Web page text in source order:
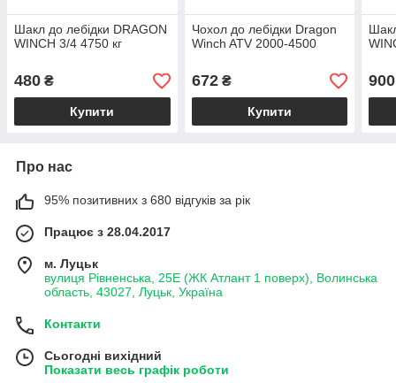
Шакл до лебідки DRAGON
WINCH 3/4 4750 кг
480 ₴
Купити
Чохол до лебідки Dragon
Winch ATV 2000-4500
672₴
Купити
900
Про нас
95% позитивних з 680 відгуків за рік
Працює з 28.04.2017
м. Луцьк
вулиця Рівненська, 25Е (ЖК Атлант 1 поверх), Волинська
область, 43027, Луцьк, Україна
Контакти
Сьогодні вихідний
Показати весь графік роботи